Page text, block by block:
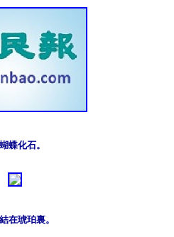
蝶化石。
在琥珀裏。